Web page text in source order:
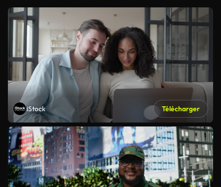
iStock Télécharger